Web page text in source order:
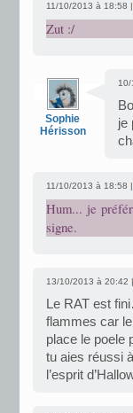
11/10/2013 à 18:58 |
Zut :/
Sophie
Hérisson
je
11/10/2013 à 18:58 |
Hum... je
signe.
13/10/2013 à 20:42 |
Le RAT est
flammes car
place le poele
tu aies réussi
l’esprit